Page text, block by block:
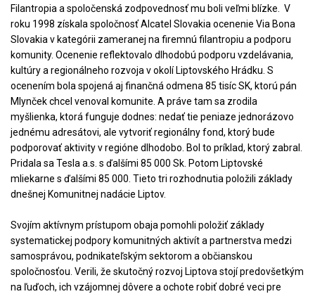
Filantropia a spoločenská zodpovednosť mu boli veľmi blízke. V
roku 1998 získala spoločnosť Alcatel Slovakia ocenenie Via Bona
Slovakia v kategórii zameranej na firemnú filantropiu a podporu
komunity. Ocenenie reflektovalo dlhodobú podporu vzdelávania,
kultúry a regionálneho rozvoja v okolí Liptovského Hrádku. S
ocenením bola spojená aj finančná odmena 85 tisíc SK, ktorú pán
Mlynček chcel venoval komunite. A práve tam sa zrodila
myšlienka, ktorá funguje dodnes: nedať tie peniaze jednorázovo
jednému adresátovi, ale vytvoriť regionálny fond, ktorý bude
podporovať aktivity v regióne dlhodobo. Bol to príklad, ktorý zabral.
Pridala sa Tesla a.s. s ďalšími 85 000 Sk. Potom Liptovské
mliekarne s ďalšími 85 000. Tieto tri rozhodnutia položili základy
dnešnej Komunitnej nadácie Liptov.
Svojím aktívnym prístupom obaja pomohli položiť základy
systematickej podpory komunitných aktivít a partnerstva medzi
samosprávou, podnikateľským sektorom a občianskou
spoločnosťou. Verili, že skutočný rozvoj Liptova stojí predovšetkým
na ľuďoch, ich vzájomnej dôvere a ochote robiť dobré veci pre